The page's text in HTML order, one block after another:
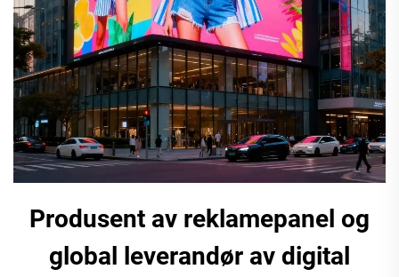
Produsent av reklamepanel og
global leverandør av digital